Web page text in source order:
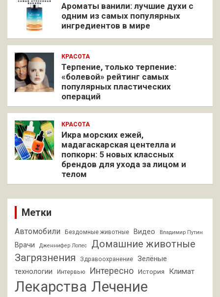
Ароматы ванили: лучшие духи с
одним из самых популярных
ингредиентов в мире
КРАСОТА
Терпение, только терпение:
«болевой» рейтинг самых
популярных пластических
операций
КРАСОТА
Икра морских ежей,
мадагаскарская центелла и
попкорн: 5 новых классных
брендов для ухода за лицом и
телом
Метки
Автомобили Бездомные животные Видео Владимир Путин
Врачи Дженнифер Лопес
Домашние животные
Загрязнения
Здравоохранение
Зелёные
технологии
Интервью Интересно История Климат
Лекарства Лечение